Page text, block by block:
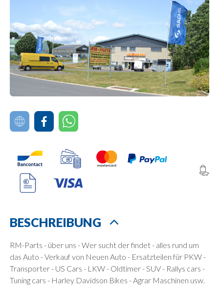
BESCHREIBUNG
RM-Parts - über uns - Wer sucht der findet - alles rund um
das Auto - Verkauf von Neuen Auto - Ersatzteilen für PKW -
Transporter - US Cars - LKW - Oldtimer - SUV - Rallys cars -
Tuning cars - Harley Davidson Bikes - Agrar Maschinen usw.